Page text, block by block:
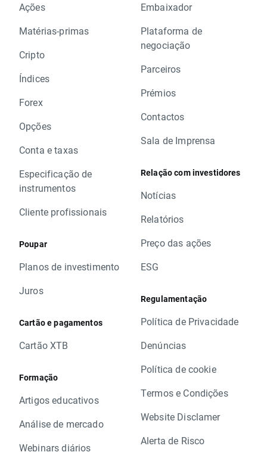
Ações
Matérias-primas
Cripto
Índices
Forex
Opções
Conta e taxas
Especificação de
instrumentos
Cliente profissionais
Poupar
Planos de investimento
Juros
Cartão e pagamentos
Cartão XTB
Formação
Artigos educativos
Análise de mercado
Webinars diários
Embaixador
Plataforma de
negociação
Parceiros
Prémios
Contactos
Sala de Imprensa
Relação com investidores
Notícias
Relatórios
Preço das ações
ESG
Regulamentação
Política de Privacidade
Denúncias
Política de cookie
Termos e Condições
Website Disclamer
Alerta de Risco